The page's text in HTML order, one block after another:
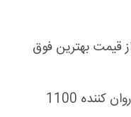
قیمت بهترین فوق
شرکت پترو آپادانا آراز پارس انواع فوق روان کننده های بتن را در بسته‌بندی‌های متفاوتی از جمله فوق روان کننده 25 کیلویی، فوق روان کننده 220 کیلویی و فوق روان کننده 1100